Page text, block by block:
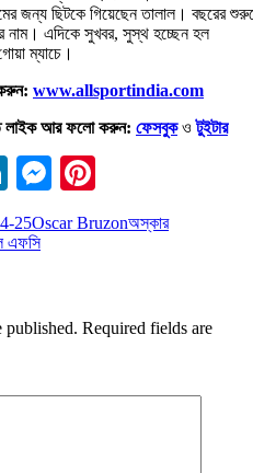
জন্য ছিটকে গিয়েছেন তালাল। বছরের
নাম। এদিকে সুখবর, সুস্থ হচ্ছেন হল
ম্যাচে।
www.allsportindia.com
লাইক আর ফলো করুন: ফেসবুকওটুইটার
LinkedIn
Messenger
25Oscar Bruzonঅস্কার
এফসি
published. Required fields are